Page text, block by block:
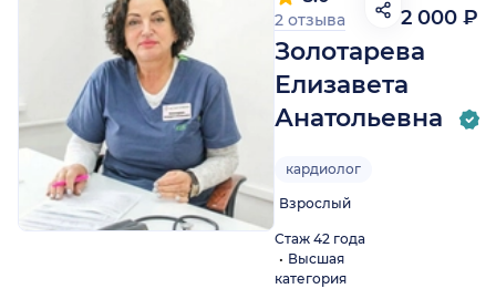
Золотарева
Елизавета
Анатольевна
2 отзыва
кардиолог
Взрослый
Стаж 42 года
Высшая
категория
2 000 ₽